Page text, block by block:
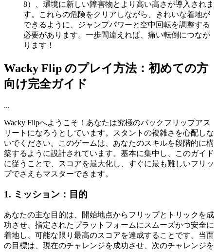
8）、環境に新しい障害物とより高い高さが導入されま
す。これらの危険をクリアしながら、きれいな着地が
できるように、ジャンプパワーと空中回転を調整する
必要があります。一歩間違えれば、痛い転倒につなが
ります！
Wacky Flip のプレイ方法：初めての方
向け完全ガイド
...
Wacky Flipへようこそ！あなたは究極のバックフリップアス
リートになろうとしています。スタントの複雑さを心配しな
いでください。このゲームは、あなたのスキルを段階的に構
築するように設計されています。基本に集中し、このガイド
に従うことで、スコアを最大化し、すぐに最も難しいフリッ
プでさえもマスターできます。
1. ミッション：目的
あなたの主な目的は、開始地点からフリップとトリックを成
功させ、指定されたプラットフォームにスムーズかつ安全に
着地し、可能な限り最高のスコアを達成することです。当面
の目標は、現在のチャレンジを成功させ、次のチャレンジを